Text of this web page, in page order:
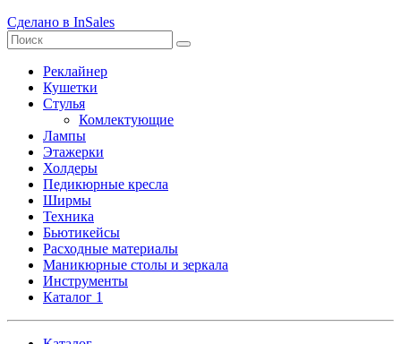
Сделано в InSales
Реклайнер
Кушетки
Стулья
Комлектующие
Лампы
Этажерки
Холдеры
Педикюрные кресла
Ширмы
Техника
Бьютикейсы
Расходные материалы
Маникюрные столы и зеркала
Инструменты
Каталог 1